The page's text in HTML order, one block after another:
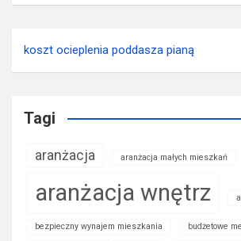
koszt ocieplenia poddasza pianą
Tagi
aranżacja aranżacja małych mieszkań
aranżacja wnętrz
bezpieczny wynajem mieszkania budżetowe